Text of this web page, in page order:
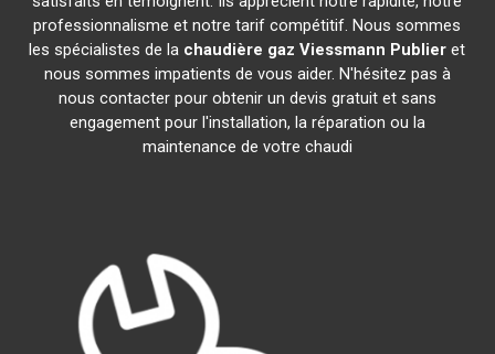
professionnalisme et notre tarif compétitif. Nous sommes
les spécialistes de la chaudière gaz Viessmann Publier et
nous sommes impatients de vous aider. N'hésitez pas à
nous contacter pour obtenir un devis gratuit et sans
engagement pour l'installation, la réparation ou la
maintenance de votre chaudi